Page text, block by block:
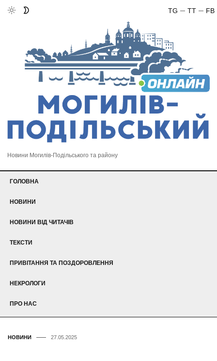
FB
TT
TG
Новини Могилів-Подільського та району
ГОЛОВНА
НОВИНИ
НОВИНИ ВІД ЧИТАЧІВ
ТЕКСТИ
ПРИВІТАННЯ ТА ПОЗДОРОВЛЕННЯ
НЕКРОЛОГИ
ПРО НАС
НОВИНИ 27.05.2025